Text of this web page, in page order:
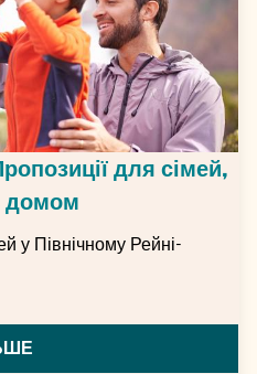
для сімей,
домом
у Північному Рейні-